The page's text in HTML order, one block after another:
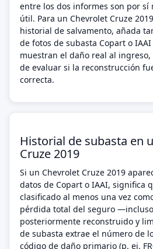
entre los dos informes son por sí
útil. Para un Chevrolet Cruze
historial de salvamento, añada
de fotos de subasta Copart o
muestran el daño real al
de evaluar si la reconstrucción
correcta.
Historial de subasta en
Cruze 2019
Si un Chevrolet Cruze 2019
datos de Copart o IAAI, significa
clasificado al menos una vez
pérdida total del seguro
posteriormente reconstruido y
de subasta extrae el número de
código de daño primario (p. ej.